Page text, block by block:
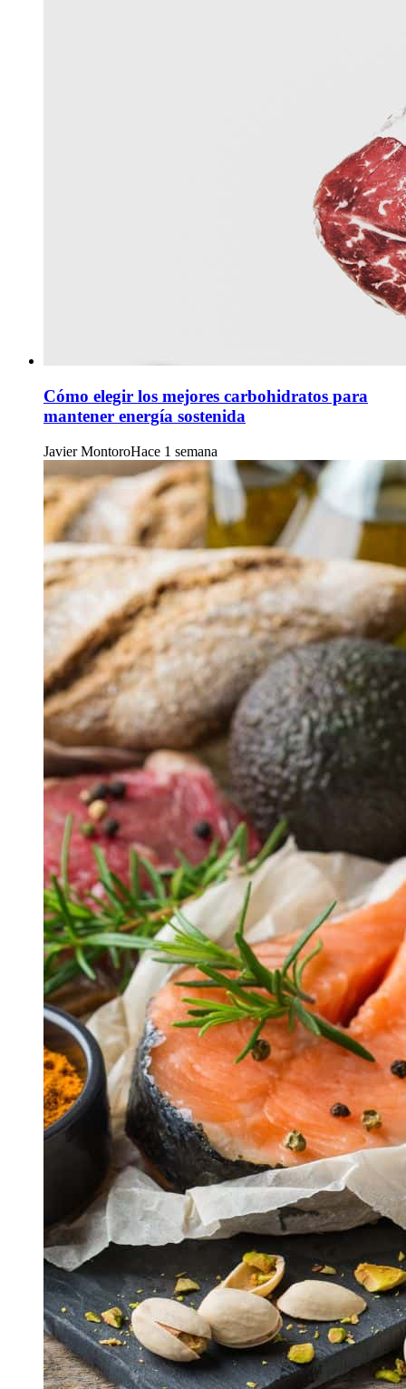
Cómo elegir los mejores carbohidratos para
mantener energía sostenida
Javier MontoroHace 1 semana